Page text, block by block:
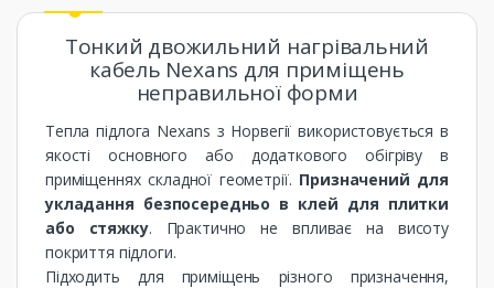
Тонкий двожильний нагрівальний
кабель Nexans для приміщень
неправильної форми
Тепла підлога Nexans з Норвегії використовується в
якості основного або додаткового обігріву в
приміщеннях складної геометрії. Призначений для
укладання безпосередньо в клей для плитки
або стяжку. Практично не впливає на висоту
покриття підлоги.
Підходить для приміщень різного призначення,